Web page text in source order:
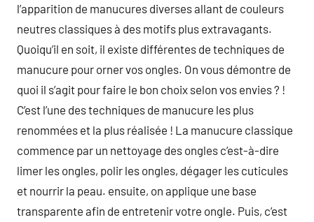
l’apparition de manucures diverses allant de couleurs
neutres classiques à des motifs plus extravagants.
Quoiqu’il en soit, il existe différentes de techniques de
manucure pour orner vos ongles. On vous démontre de
quoi il s’agit pour faire le bon choix selon vos envies ? !
C’est l’une des techniques de manucure les plus
renommées et la plus réalisée ! La manucure classique
commence par un nettoyage des ongles c’est-à-dire
limer les ongles, polir les ongles, dégager les cuticules
et nourrir la peau. ensuite, on applique une base
transparente afin de entretenir votre ongle. Puis, c’est